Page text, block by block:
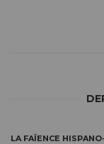
LA FAÏENCE